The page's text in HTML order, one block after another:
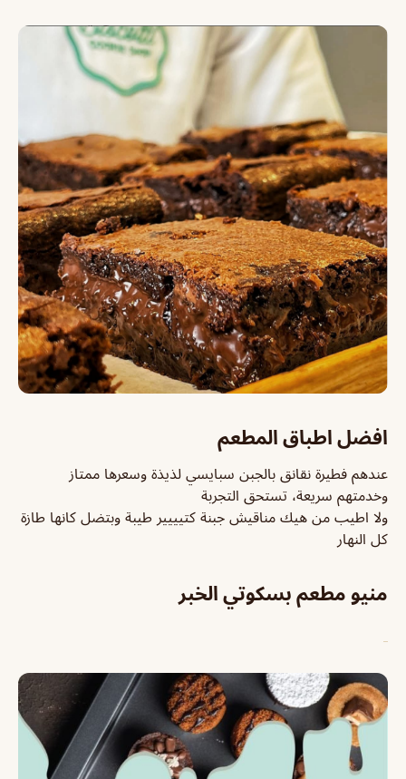
افضل اطباق المطعم
عندهم فطيرة نقانق بالجبن سبايسي لذيذة وسعرها ممتاز
وخدمتهم سريعة، تستحق التجربة
ولا اطيب من هيك مناقيش جبنة كتيييير طيبة وبتضل كانها طازة
كل النهار
منيو مطعم بسكوتي الخبر